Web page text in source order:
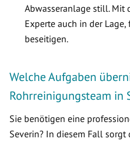
Abwasseranlage still. Mit
Experte auch in der
beseitigen.
Welche Aufgaben
Rohrreinigungsteam in
Sie benötigen eine
Severin? In diesem Fall